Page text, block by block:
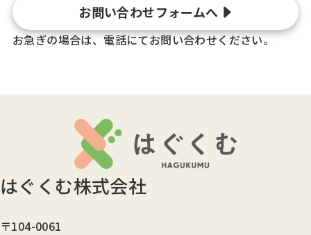
お問い合わせフォームへ
お急ぎの場合は、電話にてお問い合わせください。
はぐくむ株式会社
〒104-0061